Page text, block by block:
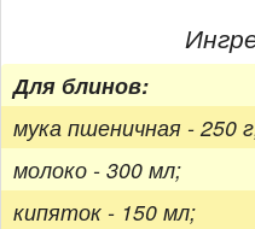
Для блинов:
мука пшеничная - 250
молоко - 300 мл;
кипяток - 150 мл;